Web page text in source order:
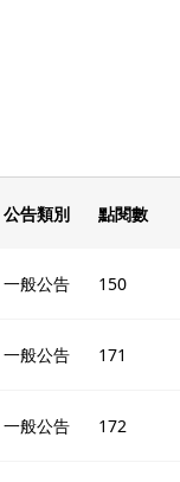
公告類別 點閱數
一般公告 150
一般公告 171
一般公告 172